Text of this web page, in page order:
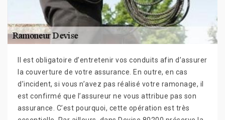
Il est obligatoire d’entretenir vos conduits afin d’assurer
la couverture de votre assurance. En outre, en cas
d’incident, si vous n’avez pas réalisé votre ramonage, il
est confirmé que l’assureur ne vous attribue pas son
assurance. C’est pourquoi, cette opération est très